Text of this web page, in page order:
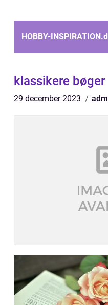
HOBBY-INSPIRATION.
klassikere bøger
29 december 2023